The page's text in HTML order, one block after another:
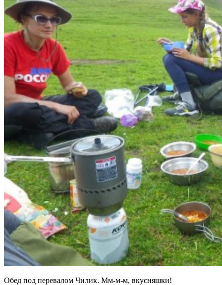
Обед под перевалом Чилик. Мм-м-м, вкусняшки!